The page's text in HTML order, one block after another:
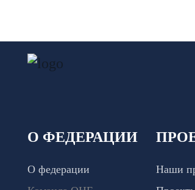
О ФЕДЕРАЦИИ
О федерации
Наши